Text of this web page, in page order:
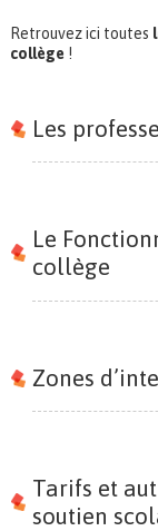
Retrouvez ici toutes
collège !
Les
Le
collège
Zones
Tarifs et
soutien